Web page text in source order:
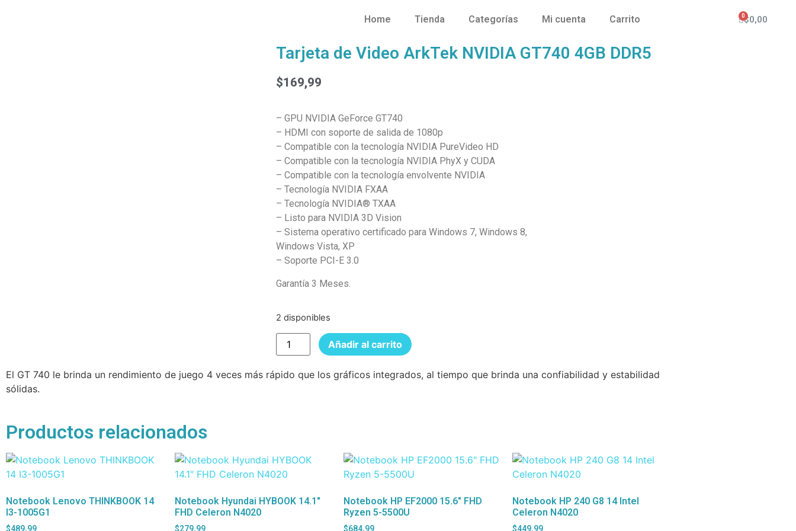
Home Tienda Categorías Mi cuenta Carrito $0,00
Tarjeta de Video ArkTek NVIDIA GT740 4GB DDR5
$169,99
– GPU NVIDIA GeForce GT740
– HDMI con soporte de salida de 1080p
– Compatible con la tecnología NVIDIA PureVideo HD
– Compatible con la tecnología NVIDIA PhyX y CUDA
– Compatible con la tecnología envolvente NVIDIA
– Tecnología NVIDIA FXAA
– Tecnología NVIDIA® TXAA
– Listo para NVIDIA 3D Vision
– Sistema operativo certificado para Windows 7, Windows 8,
Windows Vista, XP
– Soporte PCI-E 3.0
Garantía 3 Meses.
2 disponibles
Añadir al carrito
El GT 740 le brinda un rendimiento de juego 4 veces más rápido que los gráficos integrados, al tiempo que brinda una confiabilidad y estabilidad
sólidas.
Productos relacionados
Notebook Lenovo THINKBOOK 14
I3-1005G1
$489,99
Notebook Hyundai HYBOOK 14.1″
FHD Celeron N4020
$279,99
Notebook HP EF2000 15.6″ FHD
Ryzen 5-5500U
$684,99
Notebook HP 240 G8 14 Intel
Celeron N4020
$449,99